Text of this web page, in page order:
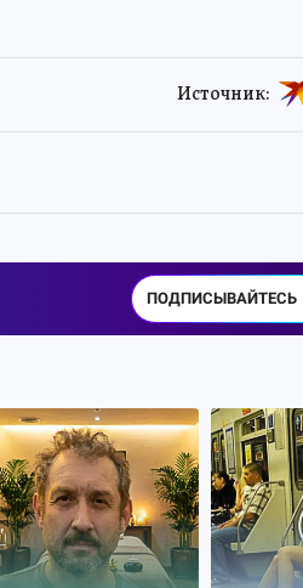
Источник:
ПОДПИСЫВАЙТЕСЬ